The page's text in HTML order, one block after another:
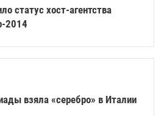
статус хост-агентства
2014
взяла «серебро» в Италии